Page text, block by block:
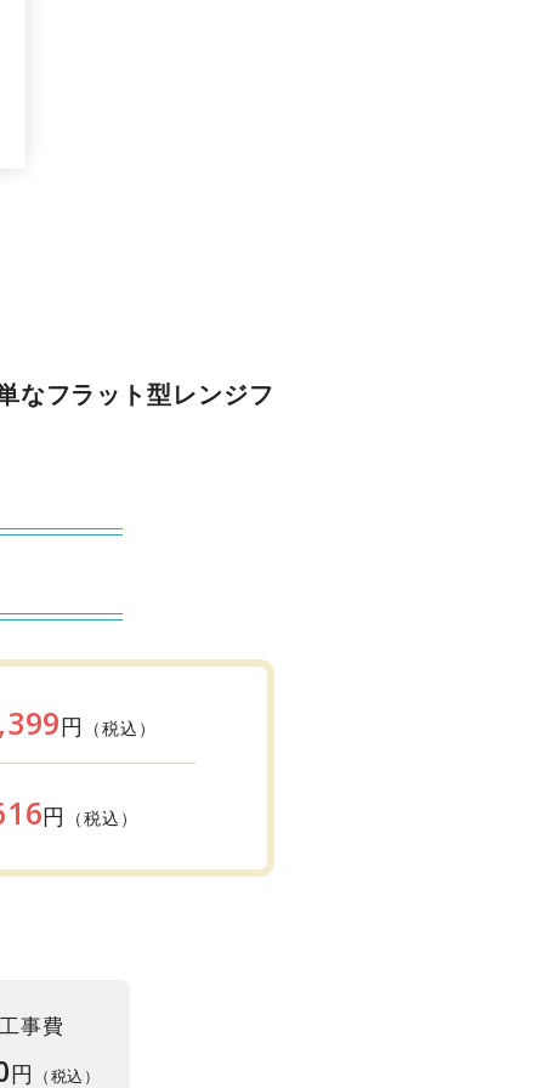
なフラット型レンジフ
円 （税込）
円 （税込）
事費
円 （税込）